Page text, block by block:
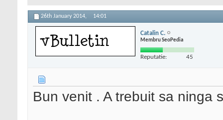
26th January 2014, 14:01
Catalin C.
Membru SeoPedia
Reputatie: 45
Bun venit . A trebuit sa ninga